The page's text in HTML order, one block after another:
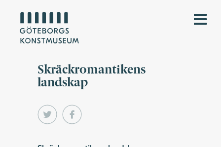
Skräckromantikens
landskap